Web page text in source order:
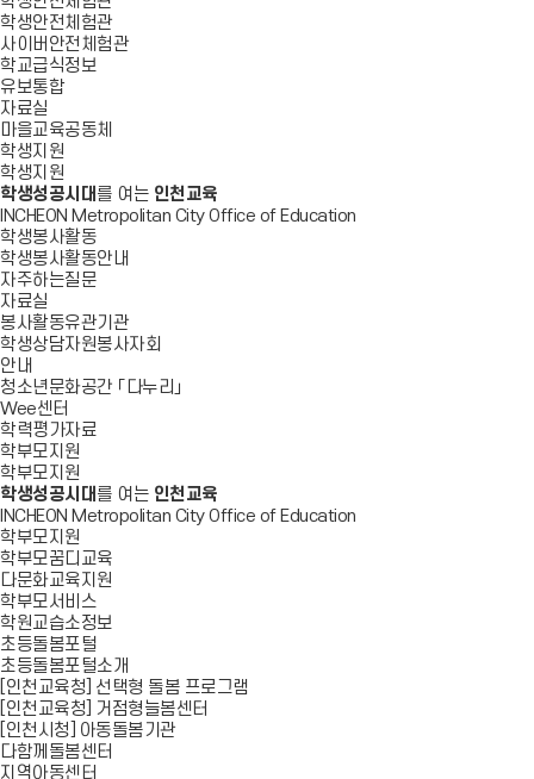
학생안전체험관
사이버안전체험관
학교급식정보
유보통합
자료실
마을교육공동체
학생지원
학생지원
학생성공시대 를 여는 인천교육
INCHEON Metropolitan City Office of Education
학생봉사활동
학생봉사활동안내
자주하는질문
자료실
봉사활동유관기관
학생상담자원봉사자회
안내
청소년문화공간 「다누리」
Wee센터
학력평가자료
학부모지원
학부모지원
학생성공시대 를 여는 인천교육
INCHEON Metropolitan City Office of Education
학부모지원
학부모꿈디교육
다문화교육지원
학부모서비스
학원교습소정보
초등돌봄포털
초등돌봄포털소개
[인천교육청] 선택형 돌봄 프로그램
[인천교육청] 거점형늘봄센터
[인천시청] 아동돌봄기관
다함께돌봄센터
지역아동센터